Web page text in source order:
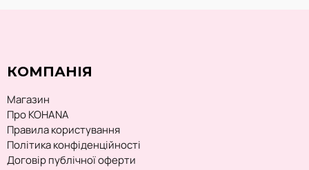
КОМПАНІЯ
Магазин
Про KOHANA
Правила користування
Політика конфіденційності
Договір публічної оферти